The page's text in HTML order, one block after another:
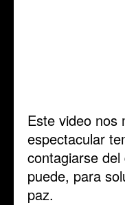
Este video nos
espectacular
contagiarse
puede, para
paz.